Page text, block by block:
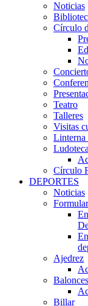
Noticias
Círculo
Teatro
Talleres
Visitas
Linterna
Ludoteca
Círculo
DEPORTES
Noticias
Ajedrez
Billar